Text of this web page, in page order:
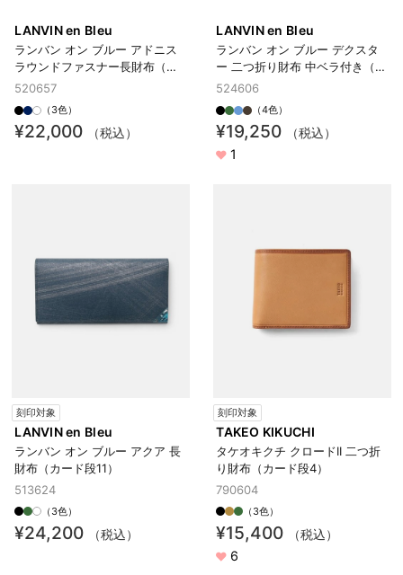
LANVIN en Bleu
ランバン オン ブルー アドニス
ラウンドファスナー長財布（カ
ード段12）
520657
（3色）
¥22,000 （税込）
LANVIN en Bleu
ランバン オン ブルー デクスタ
ー 二つ折り財布 中ベラ付き（カ
ード段10）
524606
（4色）
¥19,250
（税込）
1
刻印対象
LANVIN en Bleu
ランバン オン ブルー アクア 長
財布（カード段11）
513624
（3色）
¥24,200 （税込）
刻印対象
TAKEO KIKUCHI
タケオキクチ クロードII 二つ折
り財布（カード段4）
790604
（3色）
¥15,400
（税込）
6